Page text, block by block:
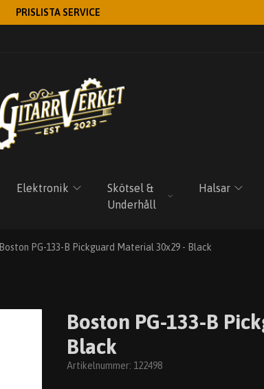
PRISLISTA SERVICE
Elektronik
Skötsel &
Underhåll
Halsar
Boston PG-133-B Pickguard Material 30x29 - Black
Boston PG-133-B
Black
Artikelnummer: 122498